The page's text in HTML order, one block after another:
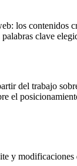
los contenidos
clave
del trabajo
el
y